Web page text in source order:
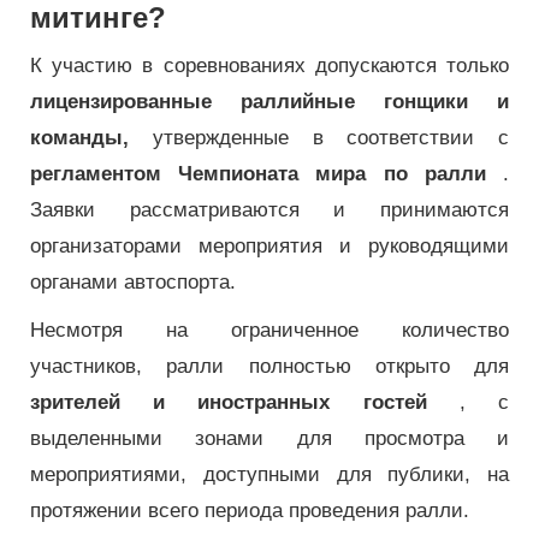
митинге?
К участию в соревнованиях допускаются только
лицензированные раллийные гонщики и
команды, утвержденные в соответствии с
регламентом Чемпионата мира по ралли.
Заявки рассматриваются и принимаются
организаторами мероприятия и руководящими
органами автоспорта.
Несмотря на ограниченное количество
участников, ралли полностью открыто для
зрителей и иностранных гостей, с
выделенными зонами для просмотра и
мероприятиями, доступными для публики, на
протяжении всего периода проведения ралли.